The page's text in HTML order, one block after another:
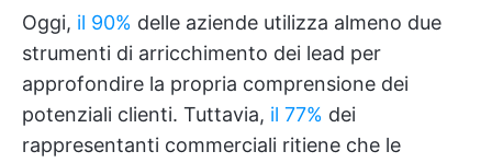
Oggi, il 90% delle aziende utilizza almeno due
strumenti di arricchimento dei lead per
approfondire la propria comprensione dei
potenziali clienti. Tuttavia, il 77% dei
rappresentanti commerciali ritiene che le